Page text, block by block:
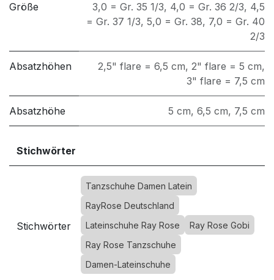
Größe 3,0 = Gr. 35 1/3, 4,0 = Gr. 36 2/3, 4,5
= Gr. 37 1/3, 5,0 = Gr. 38, 7,0 = Gr. 40
2/3
Absatzhöhen 2,5" flare = 6,5 cm, 2" flare = 5 cm,
3" flare = 7,5 cm
Absatzhöhe 5 cm, 6,5 cm, 7,5 cm
Stichwörter
Stichwörter
Tanzschuhe Damen Latein
RayRose Deutschland
Lateinschuhe Ray Rose
Ray Rose Gobi
Ray Rose Tanzschuhe
Damen-Lateinschuhe